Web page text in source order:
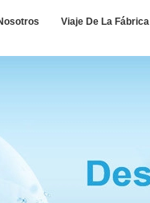
Viaje De La Fábrica